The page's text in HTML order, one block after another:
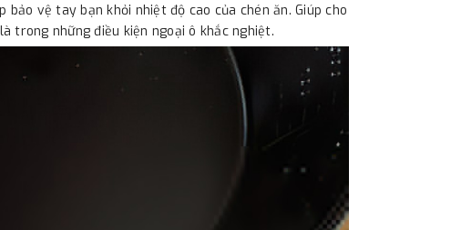
bảo vệ tay bạn khỏi nhiệt độ cao của chén ăn. Giúp cho
trong những điều kiện ngoại ô khắc nghiệt.